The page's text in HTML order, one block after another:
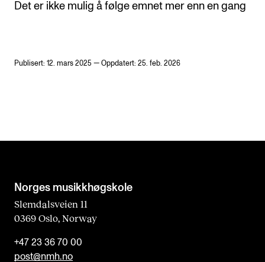
Det er ikke mulig å følge emnet mer enn en gang
Publisert: 12. mars 2025 — Oppdatert: 25. feb. 2026
Norges musikk­høgskole
Slemdalsveien 11
0369 Oslo, Norway
+47 23 36 70 00
post@nmh.no